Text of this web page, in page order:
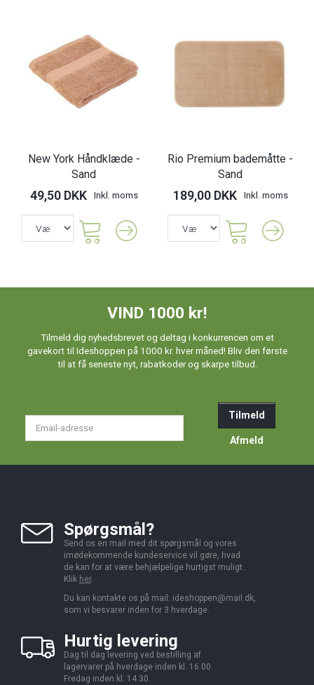
New York Håndklæde -
Sand
49,50 DKK Inkl. moms
Rio Premium bademåtte -
Sand
189,00 DKK Inkl. moms
VIND 1000 kr!
Tilmeld dig nyhedsbrevet og deltag i konkurrencen om et
gavekort til Ideshoppen på 1000 kr. hver måned! Bliv den første
til at få seneste nyt, rabatkoder og skarpe tilbud.
Tilmeld
Afmeld
Spørgsmål?
Send os en mail med dit spørgsmål og vores
imødekommende kundeservice vil gøre, hvad
de kan for at være behjælpelige hurtigst muligt.
Klik her.
Du kan kontakte os på mail: ideshoppen@mail.dk,
som vi besvarer inden for 3 hverdage.
Hurtig levering
Dag til dag levering ved bestilling af
lagervarer på hverdage inden kl. 16.00.
Fredag inden kl. 14.30.